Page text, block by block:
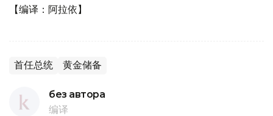
【编译：阿拉依】
首任总统 黄金储备
без автора
编译